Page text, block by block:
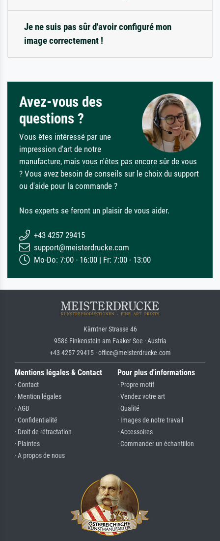
Je ne suis pas sûr d'avoir configuré mon
image correctement !
Avez-vous des
questions ?
Vous êtes intéressé par une
impression d'art de notre
manufacture, mais vous n'êtes pas encore sûr de vous
? Vous avez besoin de conseils sur le choix du support
ou d'aide pour la commande ?
Nos experts se feront un plaisir de vous aider.
+43 4257 29415
support@meisterdrucke.com
Mo-Do: 7:00 - 16:00 | Fr: 7:00 - 13:00
Kärntner Strasse 46
9586 Finkenstein am Faaker See · Austria
+43 4257 29415 · office@meisterdrucke.com
Mentions légales & Contact
· Contact
· Mention légales
· AGB
· Confidentialité
· Droit de rétractation
· Plaintes
· A propos de nous
Pour plus d'informations
· Propre motif
· Vendez votre art
· Qualité
· Images de notre travail
· Accessoires
· Commander un échantillon